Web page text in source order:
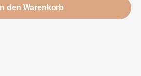
In den Warenkorb